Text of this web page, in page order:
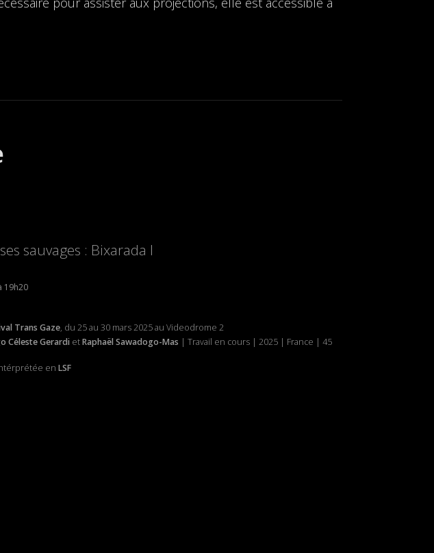
sauvages : Bixarada I
19h20
Trans Gaze, du 25 au 30 mars 2025 au Videodrome 2
Céleste Gerardi etRaphaël Sawadogo-Mas | Travail en cours | 2025 | France | 45
en LSF